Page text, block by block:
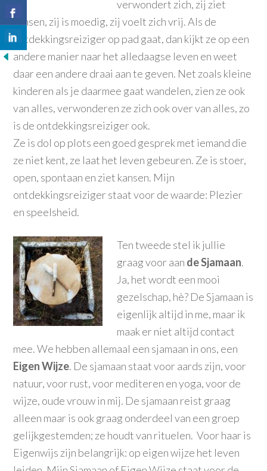
verwondert zich, zij ziet
kansen, zij is moedig, zij voelt zich vrij. Als de
ontdekkingsreiziger op pad gaat, dan kijkt ze op een
andere manier naar het alledaagse leven en weet
daar een andere draai aan te geven. Net zoals kleine
kinderen als je daarmee gaat wandelen, zien ze ook
van alles, verwonderen ze zich ook over van alles, zo
is de ontdekkingsreiziger ook.
Ze is dol op plots een goed gesprek met iemand die
ze niet kent, ze laat het leven gebeuren. Ze is stoer,
open, spontaan en ziet kansen. Mijn
ontdekkingsreiziger staat voor de waarde: Plezier
en speelsheid.
Ten tweede stel ik jullie
graag voor aan de Sjamaan.
Ja, het wordt een mooi
gezelschap, hè? De Sjamaan is
eigenlijk altijd in me, maar ik
maak er niet altijd contact
mee. We hebben allemaal een sjamaan in ons, een
Eigen Wijze. De sjamaan staat voor aards zijn, voor
natuur, voor rust, voor mediteren en yoga, voor de
wijze, oude vrouw in mij. De sjamaan reist graag
alleen maar is ook graag onderdeel van een groep
gelijkgestemden; ze houdt van rituelen. Voor haar is
Eigenwijs zijn belangrijk: op eigen wijze het leven